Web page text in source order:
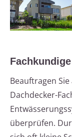
Beauftragen
Dachdecker-
überprüfen.